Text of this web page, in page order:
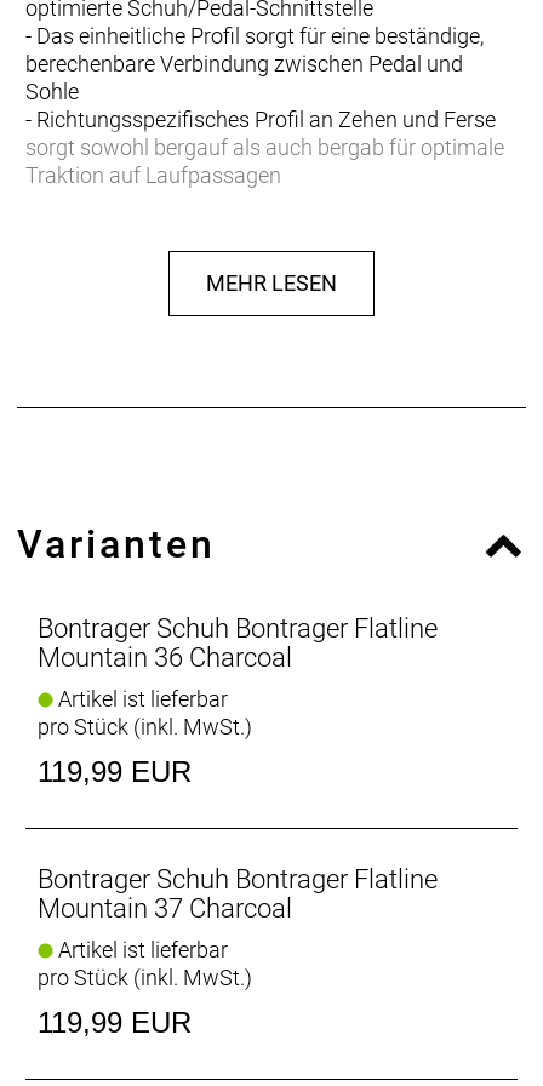
optimierte Schuh/Pedal-Schnittstelle
- Das einheitliche Profil sorgt für eine beständige,
berechenbare Verbindung zwischen Pedal und
Sohle
- Richtungsspezifisches Profil an Zehen und Ferse
sorgt sowohl bergauf als auch bergab für optimale
Traktion auf Laufpassagen
Strapazen im Gelände
- Verstärkte Zehenbox schützt vor Abrieb und allerlei
inForm Performance-Leisten sorgt für eine
bequeme Passform mit flacherer Fußstellung für
Fest im Griff
Schnürsenkelgarage erlauben eine individuelle
Passform.
Fester Halt und volle Attacke
Souverän und zuverlässig
berechenbare Schnittstelle zwischen Pedal und
Sohle, damit du auch in ruppigem Gelände stets die
Kontrolle behältst.
MEHR LESEN
Varianten
Bontrager Schuh Bontrager Flatline
Mountain 36 Charcoal
Artikel ist lieferbar
pro Stück (inkl. MwSt.)
119,99 EUR
Bontrager Schuh Bontrager Flatline
Mountain 37 Charcoal
Artikel ist lieferbar
pro Stück (inkl. MwSt.)
119,99 EUR